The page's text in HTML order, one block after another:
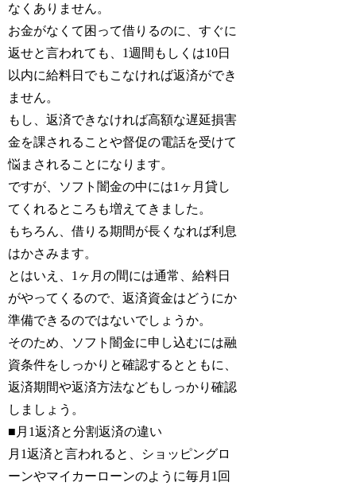
なくありません。
お金がなくて困って借りるのに、すぐに
返せと言われても、1週間もしくは10日
以内に給料日でもこなければ返済ができ
ません。
もし、返済できなければ高額な遅延損害
金を課されることや督促の電話を受けて
悩まされることになります。
ですが、ソフト闇金の中には1ヶ月貸し
てくれるところも増えてきました。
もちろん、借りる期間が長くなれば利息
はかさみます。
とはいえ、1ヶ月の間には通常、給料日
がやってくるので、返済資金はどうにか
準備できるのではないでしょうか。
そのため、ソフト闇金に申し込むには融
資条件をしっかりと確認するとともに、
返済期間や返済方法などもしっかり確認
しましょう。
■月1返済と分割返済の違い
月1返済と言われると、ショッピングロ
ーンやマイカーローンのように毎月1回